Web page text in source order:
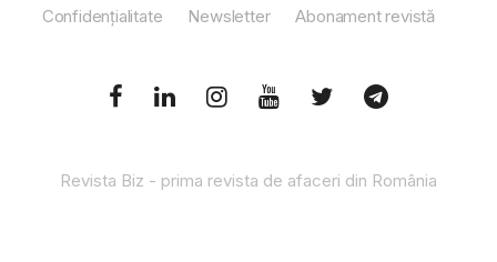
Confidențialitate
Newsletter Abonament revistă
Revista Biz - prima revista de afaceri din România